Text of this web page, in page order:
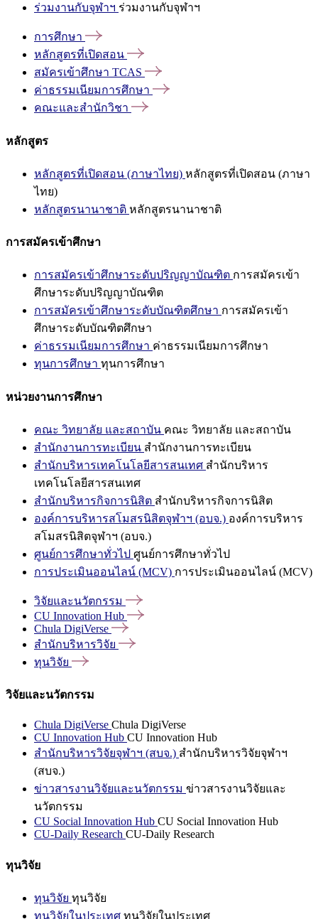
ร่วมงานกับจุฬาฯ ร่วมงานกับจุฬาฯ
การศึกษา
หลักสูตรที่เปิดสอน
สมัครเข้าศึกษา TCAS
ค่าธรรมเนียมการศึกษา
คณะและสำนักวิชา
หลักสูตร
หลักสูตรที่เปิดสอน (ภาษาไทย) หลักสูตรที่เปิดสอน (ภาษา
ไทย)
หลักสูตรนานาชาติ หลักสูตรนานาชาติ
การสมัครเข้าศึกษา
การสมัครเข้าศึกษาระดับปริญญาบัณฑิต การสมัครเข้า
ศึกษาระดับปริญญาบัณฑิต
การสมัครเข้าศึกษาระดับบัณฑิตศึกษา การสมัครเข้า
ศึกษาระดับบัณฑิตศึกษา
ค่าธรรมเนียมการศึกษา ค่าธรรมเนียมการศึกษา
ทุนการศึกษา ทุนการศึกษา
หน่วยงานการศึกษา
คณะ วิทยาลัย และสถาบัน คณะ วิทยาลัย และสถาบัน
สำนักงานการทะเบียน สำนักงานการทะเบียน
สำนักบริหารเทคโนโลยีสารสนเทศ สำนักบริหาร
เทคโนโลยีสารสนเทศ
สำนักบริหารกิจการนิสิต สำนักบริหารกิจการนิสิต
องค์การบริหารสโมสรนิสิตจุฬาฯ (อบจ.) องค์การบริหาร
สโมสรนิสิตจุฬาฯ (อบจ.)
ศูนย์การศึกษาทั่วไป ศูนย์การศึกษาทั่วไป
การประเมินออนไลน์ (MCV) การประเมินออนไลน์ (MCV)
วิจัยและนวัตกรรม
CU Innovation Hub
Chula DigiVerse
สำนักบริหารวิจัย
ทุนวิจัย
วิจัยและนวัตกรรม
Chula DigiVerse Chula DigiVerse
CU Innovation Hub CU Innovation Hub
สำนักบริหารวิจัยจุฬาฯ (สบจ.) สำนักบริหารวิจัยจุฬาฯ
(สบจ.)
ข่าวสารงานวิจัยและนวัตกรรม ข่าวสารงานวิจัยและ
นวัตกรรม
CU Social Innovation Hub CU Social Innovation Hub
CU-Daily Research CU-Daily Research
ทุนวิจัย
ทุนวิจัย ทุนวิจัย
ทุนวิจัยในประเทศ ทุนวิจัยในประเทศ